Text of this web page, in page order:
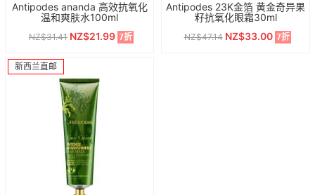
Antipodes ananda 高效抗氧化
温和爽肤水100ml
NZ$31.41 NZ$21.99 7折
Antipodes 23K金箔 黄金奇异果
籽抗氧化眼霜30ml
NZ$47.14NZ$33.00 7折
新西兰直邮